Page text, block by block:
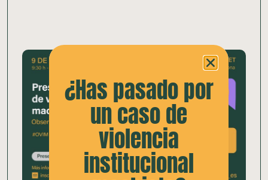
¿Has pasado por
un caso de
violencia
institucional